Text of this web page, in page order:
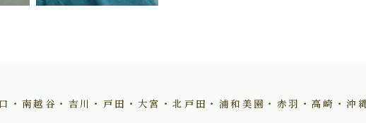
・南越谷・吉川・戸田・大宮・北戸田・浦和美園・赤羽・高崎・沖